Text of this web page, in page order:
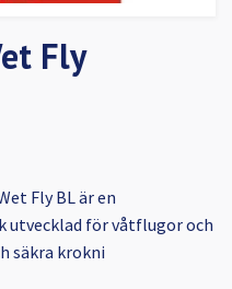
Fly
Fly BL är en
för våtflugor och
säkra krokni